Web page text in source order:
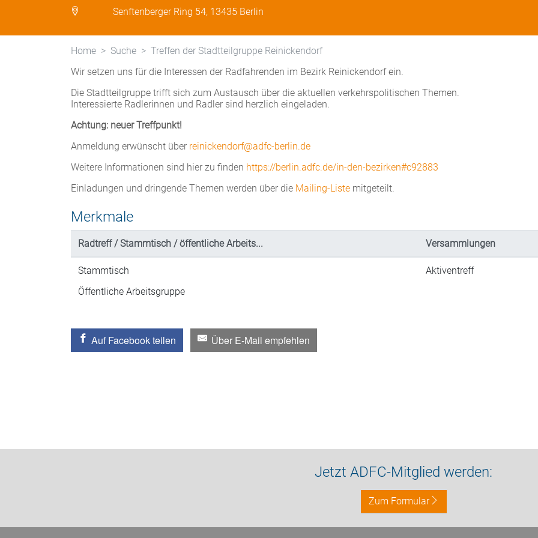
Senftenberger Ring 54, 13435 Berlin
Home Suche
Treffen der Stadtteilgruppe Reinickendorf
Wir setzen uns für die Interessen der Radfahrenden im Bezirk Reinickendorf ein.
Die Stadtteilgruppe trifft sich zum Austausch über die aktuellen verkehrspolitischen Themen.
Interessierte Radlerinnen und Radler sind herzlich eingeladen.
Achtung: neuer Treffpunkt!
Anmeldung erwünscht über reinickendorf@adfc-berlin.de
Weitere Informationen sind hier zu finden https://berlin.adfc.de/in-den-bezirken#c92883
Einladungen und dringende Themen werden über die Mailing-Liste mitgeteilt.
Merkmale
Radtreff / Stammtisch / öffentliche Arbeits... Versammlungen
Stammtisch
Öffentliche Arbeitsgruppe
Aktiventreff
Auf Facebook teilen Über E-Mail empfehlen
Jetzt ADFC-Mitglied werden:
Zum Formular